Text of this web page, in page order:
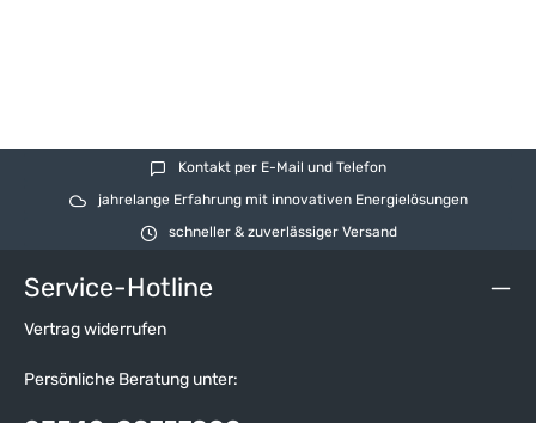
Kontakt per E-Mail und Telefon
jahrelange Erfahrung mit innovativen Energielösungen
schneller & zuverlässiger Versand
Service-Hotline
Vertrag widerrufen
Persönliche Beratung unter: